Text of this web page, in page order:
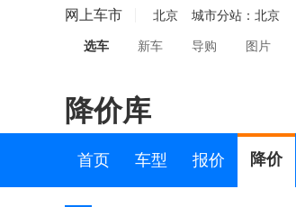
网上车市 北京 城市分站： 北京
选车 新车 导购 图片
降价库
首页 车型 报价 降价
捷途
极氪
吉利几何
吉利银河
吉利